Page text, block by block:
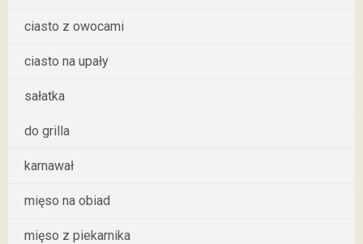
ciasto z owocami
ciasto na upały
sałatka
do grilla
karnawał
mięso na obiad
mięso z piekarnika